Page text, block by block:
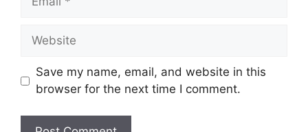
Website
Save my name, email, and website in this
browser for the next time I comment.